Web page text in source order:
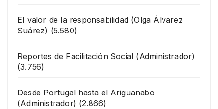
El valor de la responsabilidad (Olga Álvarez
Suárez) (5.580)
Reportes de Facilitación Social (Administrador)
(3.756)
Desde Portugal hasta el Ariguanabo
(Administrador) (2.866)